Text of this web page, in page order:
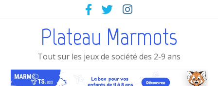
Plateau Marmots
Tout sur les jeux de société des 2-9 ans